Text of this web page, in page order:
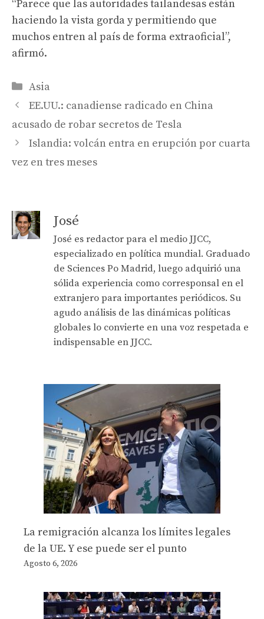
“Parece que las autoridades tailandesas están
haciendo la vista gorda y permitiendo que
muchos entren al país de forma extraoficial”,
afirmó.
Categories
Asia
EE.UU.: canadiense radicado en China
acusado de robar secretos de Tesla
Islandia: volcán entra en erupción por cuarta
vez en tres meses
José
José es redactor para el medio JJCC,
especializado en política mundial. Graduado
de Sciences Po Madrid, luego adquirió una
sólida experiencia como corresponsal en el
extranjero para importantes periódicos. Su
agudo análisis de las dinámicas políticas
globales lo convierte en una voz respetada e
indispensable en JJCC.
La remigración alcanza los límites legales
de la UE. Y ese puede ser el punto
Agosto 6, 2026